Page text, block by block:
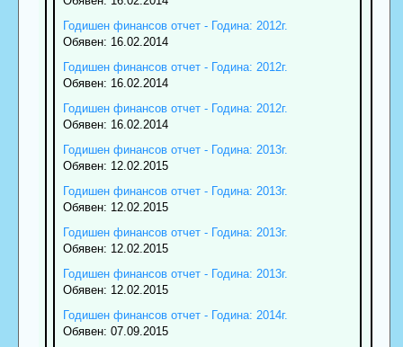
Годишен финансов отчет - Година: 2012г.
Обявен: 16.02.2014
Годишен финансов отчет - Година: 2012г.
Обявен: 16.02.2014
Годишен финансов отчет - Година: 2012г.
Обявен: 16.02.2014
Годишен финансов отчет - Година: 2013г.
Обявен: 12.02.2015
Годишен финансов отчет - Година: 2013г.
Обявен: 12.02.2015
Годишен финансов отчет - Година: 2013г.
Обявен: 12.02.2015
Годишен финансов отчет - Година: 2013г.
Обявен: 12.02.2015
Годишен финансов отчет - Година: 2014г.
Обявен: 07.09.2015